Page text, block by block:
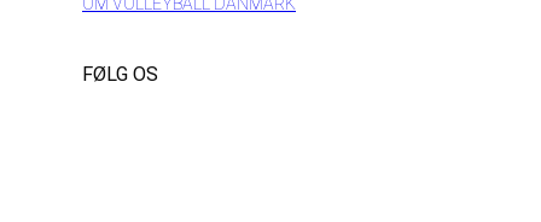
OM VOLLEYBALL DANMARK
FØLG OS